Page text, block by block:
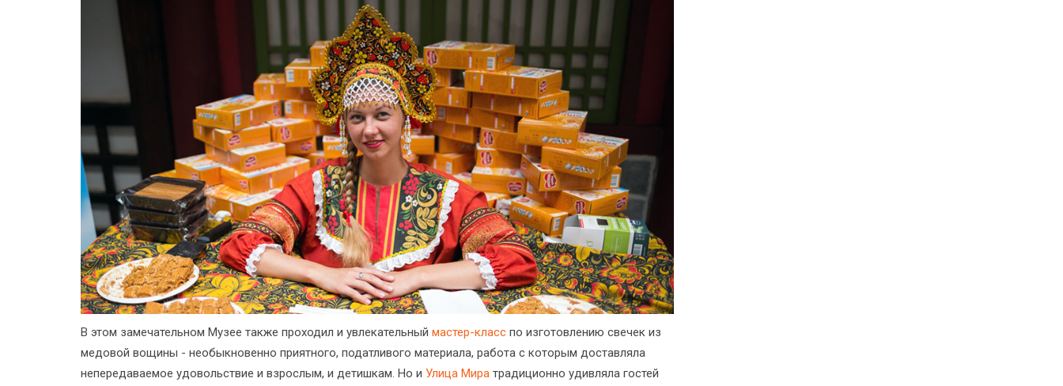
В этом замечательном Музее также проходил и увлекательный мастер-класс по изготовлению свечек из
медовой вощины - необыкновенно приятного, податливого материала, работа с которым доставляла
непередаваемое удовольствие и взрослым, и детишкам. Но и Улица Мира традиционно удивляла гостей